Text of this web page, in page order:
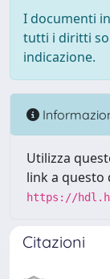
I documenti
tutti i diritti
indicazione.
Utilizza
link a questo
https://
Citazioni